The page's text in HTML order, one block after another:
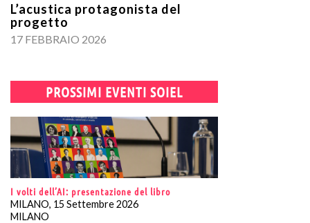
L’acustica protagonista del
progetto
17 FEBBRAIO 2026
PROSSIMI EVENTI SOIEL
I volti dell’AI: presentazione del libro
MILANO, 15 Settembre 2026
MILANO